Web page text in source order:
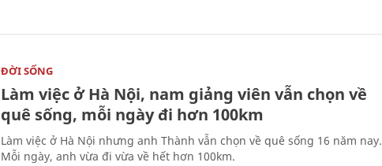
ĐỜI SỐNG
Làm việc ở Hà Nội, nam giảng viên vẫn chọn về
quê sống, mỗi ngày đi hơn 100km
Làm việc ở Hà Nội nhưng anh Thành vẫn chọn về quê sống 16 năm nay.
Mỗi ngày, anh vừa đi vừa về hết hơn 100km.